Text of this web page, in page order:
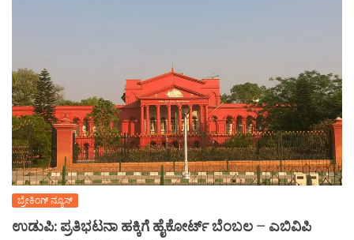
ಬ್ರೇಕಿಂಗ್ ನ್ಯೂಸ್
ಉಡುಪಿ: ಪ್ರತಿಭಟನಾ ಹಕ್ಕಿಗೆ ಹೈಕೋರ್ಟ್ ಬೆಂಬಲ – ಎಬಿವಿಪಿ